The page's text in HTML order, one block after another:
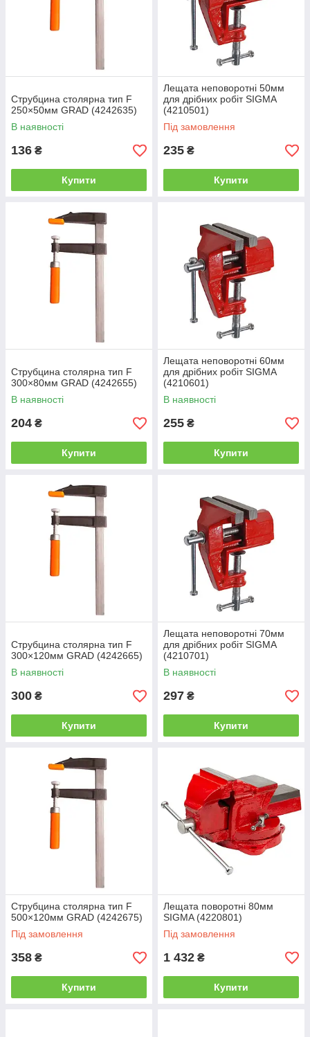
Струбцина столярна тип F
250×50мм GRAD (4242635)
В наявності
136 ₴
Купити
Лещата неповоротні 50мм
для дрібних робіт SIGMA
(4210501)
Під замовлення
235 ₴
Купити
Струбцина столярна тип F
300×80мм GRAD (4242655)
В наявності
204 ₴
Купити
Лещата неповоротні 60мм
для дрібних робіт SIGMA
(4210601)
В наявності
255 ₴
Купити
Струбцина столярна тип F
300×120мм GRAD (4242665)
В наявності
300 ₴
Купити
Лещата неповоротні 70мм
для дрібних робіт SIGMA
(4210701)
В наявності
297 ₴
Купити
Струбцина столярна тип F
500×120мм GRAD (4242675)
Під замовлення
358 ₴
Купити
Лещата поворотні 80мм
SIGMA (4220801)
Під замовлення
1 432 ₴
Купити